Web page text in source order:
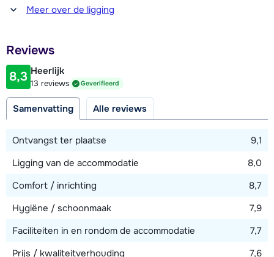
Afstand tot winkel(s)
500 meter
500 meter
Afstand tot piste
100 meter
10 meter
Bekijk kaart
Meer over de ligging
Reviews
8,3 Heerlijk
13 reviews Geverifieerd
Samenvatting Alle reviews
Ontvangst ter plaatse
9,1
Ligging van de accommodatie
8,0
Comfort / inrichting
8,7
Hygiëne / schoonmaak
7,9
Faciliteiten in en rondom de accommodatie
7,7
Prijs / kwaliteitverhouding
7,6